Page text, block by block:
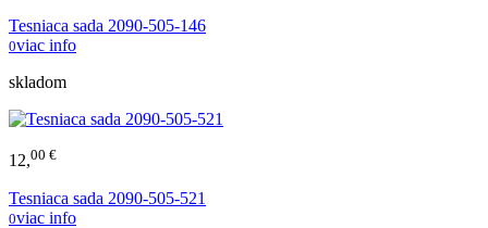
Tesniaca sada 2090-505-146
0viac info
skladom
12,00 €
Tesniaca sada 2090-505-521
0viac info